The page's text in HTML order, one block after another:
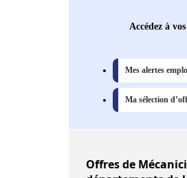
Accédez à
Mes alertes
Ma sélection
Offresde